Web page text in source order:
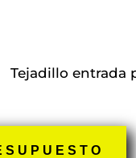
Tejadillo entrada